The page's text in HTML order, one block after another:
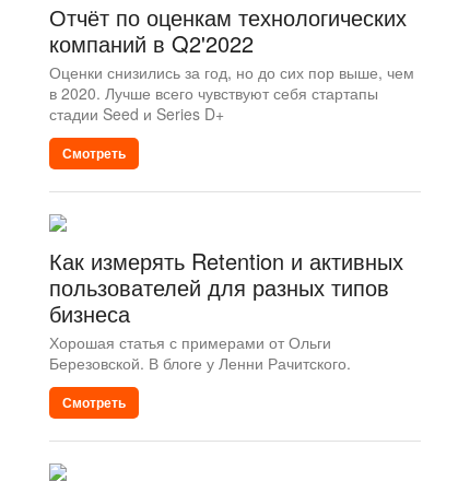
Отчёт по оценкам технологических
компаний в Q2'2022
Оценки снизились за год, но до сих пор выше, чем
в 2020. Лучше всего чувствуют себя стартапы
стадии Seed и Series D+
Смотреть
Как измерять Retention и активных
пользователей для разных типов
бизнеса
Хорошая статья с примерами от Ольги
Березовской. В блоге у Ленни Рачитского.
Смотреть